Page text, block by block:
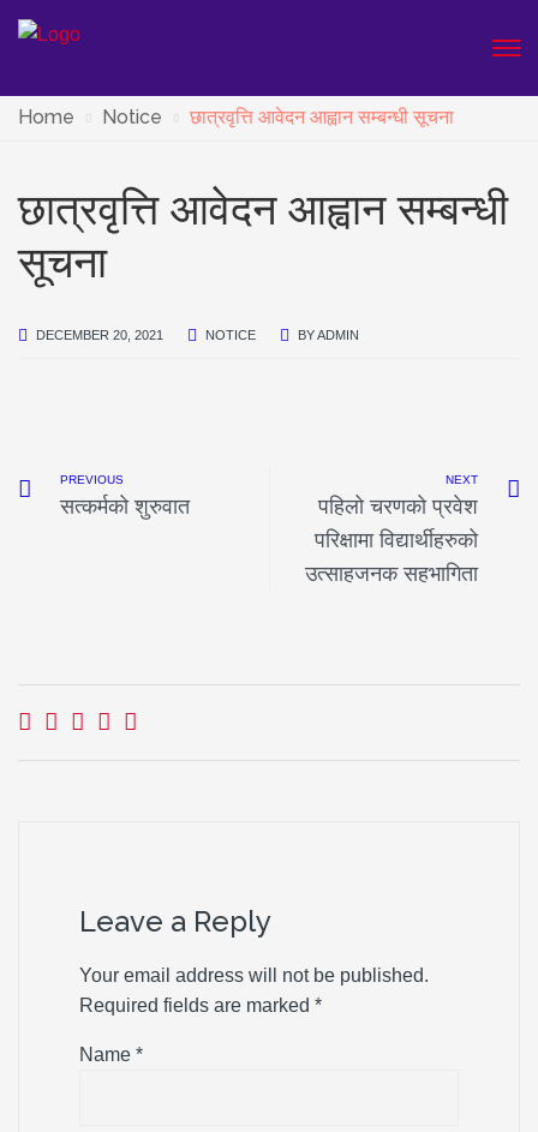
Home Notice छात्रवृत्ति आवेदन आह्वान सम्बन्धी सूचना
छात्रवृत्ति आवेदन आह्वान सम्बन्धी
सूचना
DECEMBER 20, 2021 NOTICE BYADMIN
PREVIOUS
सत्कर्मको शुरुवात
NEXT
पहिलो चरणको प्रवेश
परिक्षामा विद्यार्थीहरुको
उत्साहजनक सहभागिता
Leave a Reply
Your email address will not be published.
Required fields are marked *
Name *